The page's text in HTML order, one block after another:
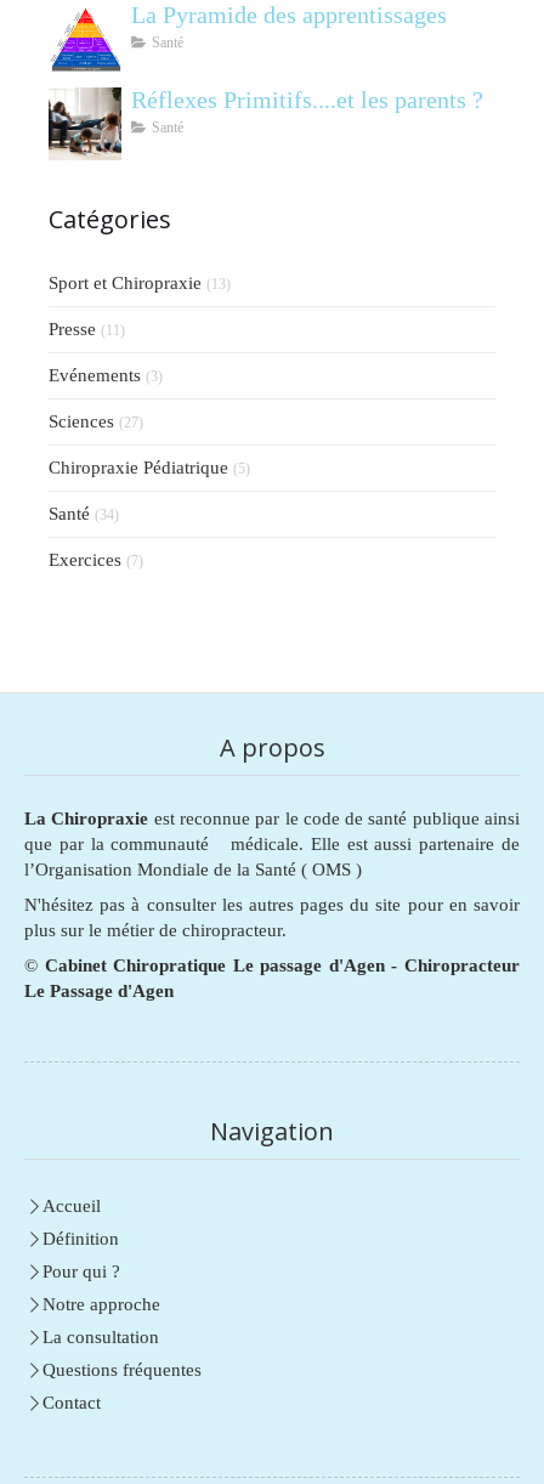
La Pyramide des apprentissages
Santé
Réflexes Primitifs....et les parents ?
Santé
Catégories
Sport et Chiropraxie (13)
Presse (11)
Evénements (3)
Sciences (27)
Chiropraxie Pédiatrique (5)
Santé (34)
Exercices (7)
A propos
La Chiropraxie est reconnue par le code de santé publique ainsi
que par la communauté médicale. Elle est aussi partenaire de
l’Organisation Mondiale de la Santé ( OMS )
N'hésitez pas à consulter les autres pages du site pour en savoir
plus sur le métier de chiropracteur.
© Cabinet Chiropratique Le passage d'Agen - Chiropracteur
Le Passage d'Agen
Navigation
Accueil
Définition
Pour qui ?
Notre approche
La consultation
Questions fréquentes
Contact